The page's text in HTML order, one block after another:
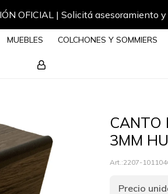
OFICIAL | Solicitá asesoramiento
MUEBLES COLCHONES Y SOMMIERS
CANTO
3MM
2207-